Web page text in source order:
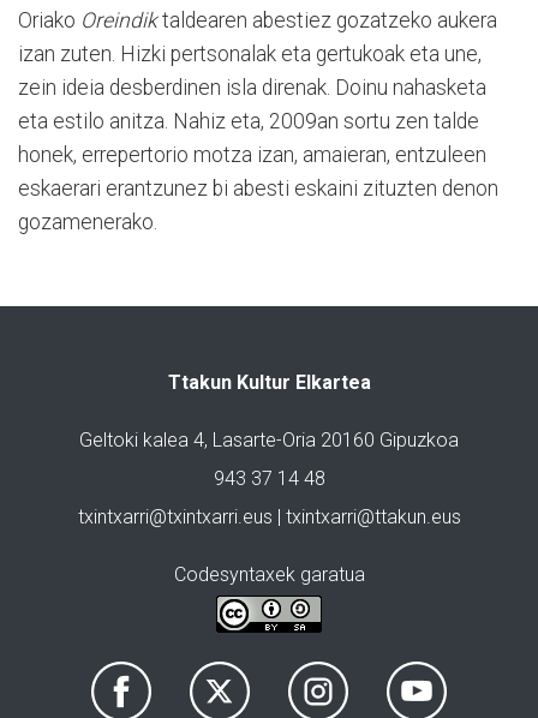
Oriako Oreindiktaldearen abestiez gozatzeko aukera
izan zuten. Hizki pertsonalak eta gertukoak eta une,
zein ideia desberdinen isla direnak. Doinu nahasketa
eta estilo anitza. Nahiz eta, 2009an sortu zen talde
honek, errepertorio motza izan, amaieran, entzuleen
eskaerari erantzunez bi abesti eskaini zituzten denon
gozamenerako.
Ttakun Kultur Elkartea
Geltoki kalea 4, Lasarte-Oria 20160 Gipuzkoa
943 37 14 48
txintxarri@txintxarri.eus | txintxarri@ttakun.eus
Codesyntaxek garatua